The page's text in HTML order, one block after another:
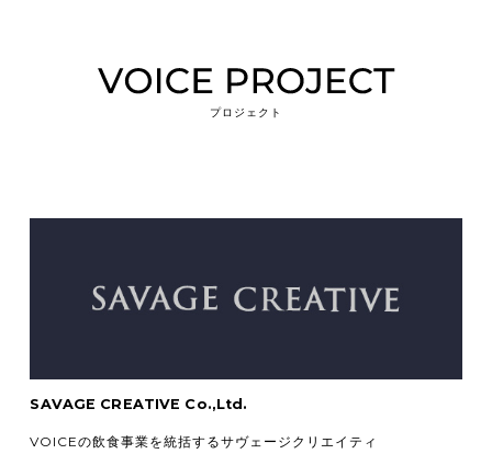
プロジェクト
SAVAGE CREATIVE Co.,Ltd.
VOICEの飲食事業を統括するサヴェージクリエイティ